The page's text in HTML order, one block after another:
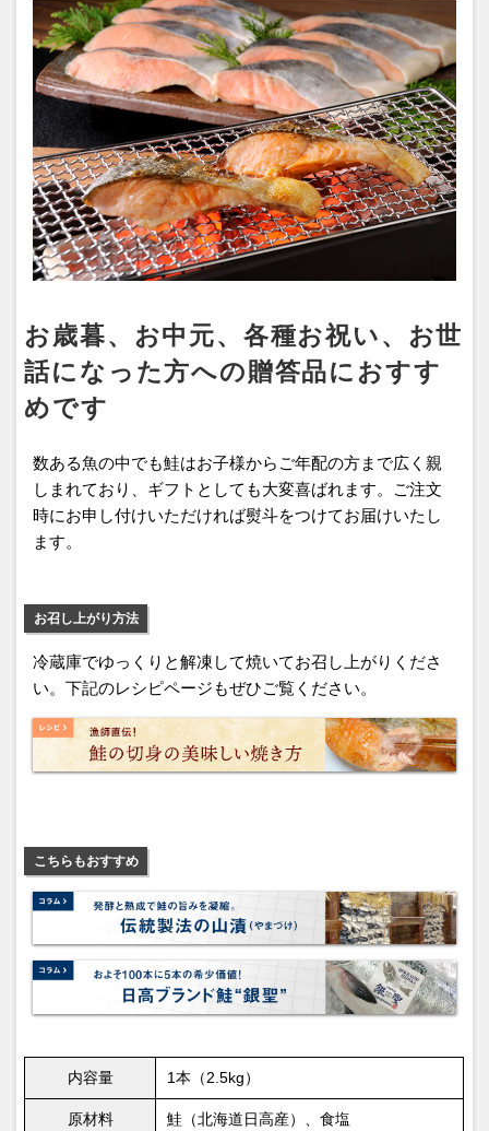
お歳暮、お中元、各種お祝い、お世
話になった方への贈答品におすす
めです
数ある魚の中でも鮭はお子様からご年配の方まで広く親
しまれており、ギフトとしても大変喜ばれます。ご注文
時にお申し付けいただければ熨斗をつけてお届けいたし
ます。
お召し上がり方法
冷蔵庫でゆっくりと解凍して焼いてお召し上がりくださ
い。下記のレシピページもぜひご覧ください。
こちらもおすすめ
内容量 1本（2.5kg）
原材料 鮭（北海道日高産）、食塩